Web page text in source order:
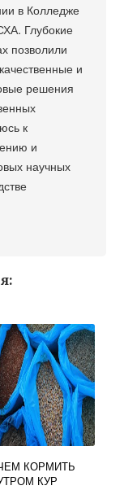
в Колледже
Глубокие
позволили
и
решения
к
и
научных
КОРМИТЬ
КУР